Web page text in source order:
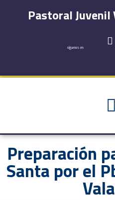
Pastoral Juvenil
síguenos en:
Preparación
Santa por el